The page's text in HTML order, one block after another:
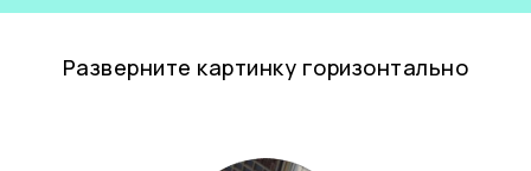
Разверните картинку горизонтально